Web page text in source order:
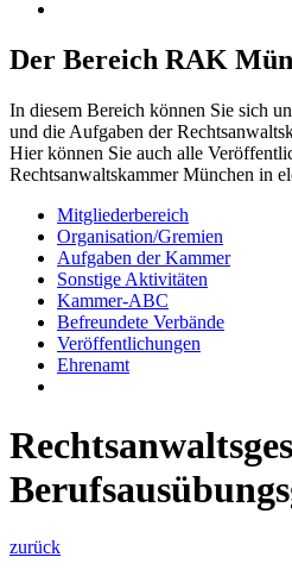
Der Bereich RAK
In diesem Bereich können Sie sich
und die Aufgaben der
Hier können Sie auch alle
Rechtsanwaltskammer München in
Mitgliederbereich
Organisation/Gremien
Aufgaben der Kammer
Sonstige Aktivitäten
Kammer-ABC
Befreundete Verbände
Veröffentlichungen
Ehrenamt
zurück